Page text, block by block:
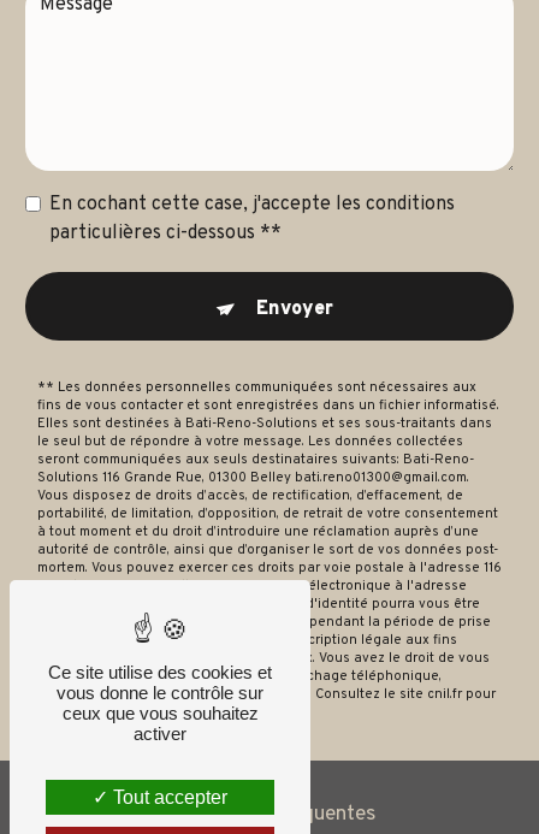
En cochant cette case, j'accepte les conditions
particulières ci-dessous **
Envoyer
** Les données personnelles communiquées sont nécessaires aux
fins de vous contacter et sont enregistrées dans un fichier informatisé.
Elles sont destinées à Bati-Reno-Solutions et ses sous-traitants dans
le seul but de répondre à votre message. Les données collectées
seront communiquées aux seuls destinataires suivants: Bati-Reno-
Solutions 116 Grande Rue, 01300 Belley bati.reno01300@gmail.com.
Vous disposez de droits d’accès, de rectification, d’effacement, de
portabilité, de limitation, d’opposition, de retrait de votre consentement
à tout moment et du droit d’introduire une réclamation auprès d’une
autorité de contrôle, ainsi que d’organiser le sort de vos données post-
mortem. Vous pouvez exercer ces droits par voie postale à l'adresse 116
Grande Rue, 01300 Belley ou par courrier électronique à l'adresse
bati.reno01300@gmail.com. Un justificatif d'identité pourra vous être
demandé. Nous conservons vos données pendant la période de prise
de contact puis pendant la durée de prescription légale aux fins
probatoires et de gestion des contentieux. Vous avez le droit de vous
inscrire sur la liste d'opposition au démarchage téléphonique,
disponible à cette adresse: Bloctel.gouv.fr
. Consultez le site cnil.fr pour
plus d’informations sur vos droits.
Recherches fréquentes
Ce site utilise des cookies et
vous donne le contrôle sur
ceux que vous souhaitez
activer
Tout accepter